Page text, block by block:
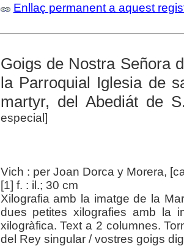
Enllaç permanent a aquest
Goigs de Nostra Señora
la Parroquial Iglesia de
martyr, del Abediát de
especial]
Vich : per Joan Dorca y Morera,
[1] f. : il.; 30 cm
Xilografia amb la imatge de la
dues petites xilografies amb la
xilogràfica. Text a 2 columnes.
del Rey singular / vostres goigs